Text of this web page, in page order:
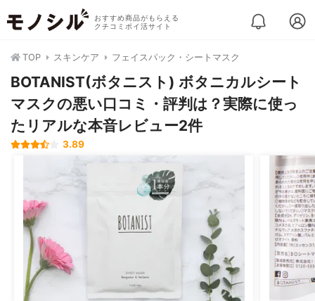
おすすめ商品がもらえる
クチコミポイ活サイト
TOP スキンケア フェイスパック・シートマスク
BOTANIST(ボタニスト) ボタニカルシート
マスクの悪い口コミ・評判は？実際に使っ
たリアルな本音レビュー2件
3.89